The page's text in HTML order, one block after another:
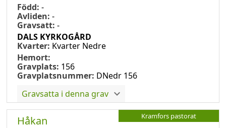
Född: -
Avliden: -
Gravsatt: -
DALS KYRKOGÅRD
Kvarter: Kvarter Nedre
Hemort:
Gravplats: 156
Gravplatsnummer: DNedr 156
Gravsatta i denna grav
Kramfors pastorat
Håkan